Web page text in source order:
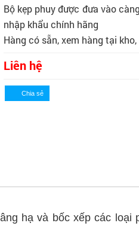
Bộ kẹp phuy được đưa vào
nhập khẩu chính hãng
Hàng có sẵn, xem hàng tại
Liên hệ
hạ và bốc xếp các